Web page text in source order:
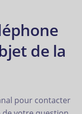
de la
pour contacter